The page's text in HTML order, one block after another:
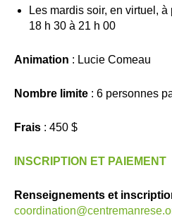
Les mardis soir, en virtuel,
18 h 30 à 21 h 00
Animation : Lucie Comeau
Nombre limite : 6 personnes
Frais : 450 $
INSCRIPTION ET PAIEMENT
Renseignements et